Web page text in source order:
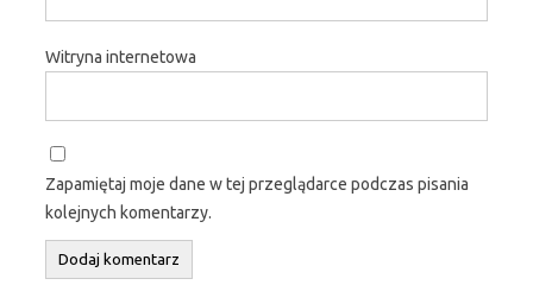
Witryna internetowa
Zapamiętaj moje dane w tej przeglądarce podczas pisania
kolejnych komentarzy.